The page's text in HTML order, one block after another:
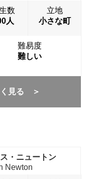
数
人
立地
小さな町
難易度
難しい
く見る ＞
・ニュートン
Newton